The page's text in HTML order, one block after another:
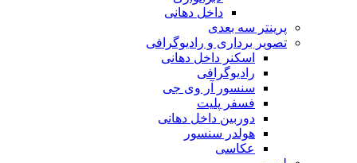
داخل دهانی
پرینتر سه بعدی
تصویر برداری و رادیوگرافی
اسکنر داخل دهانی
رادیوگرافی
سنسور آر وی جی
فسفر پلیت
دوربین داخل دهانی
هولدر سنسور
عکاسی